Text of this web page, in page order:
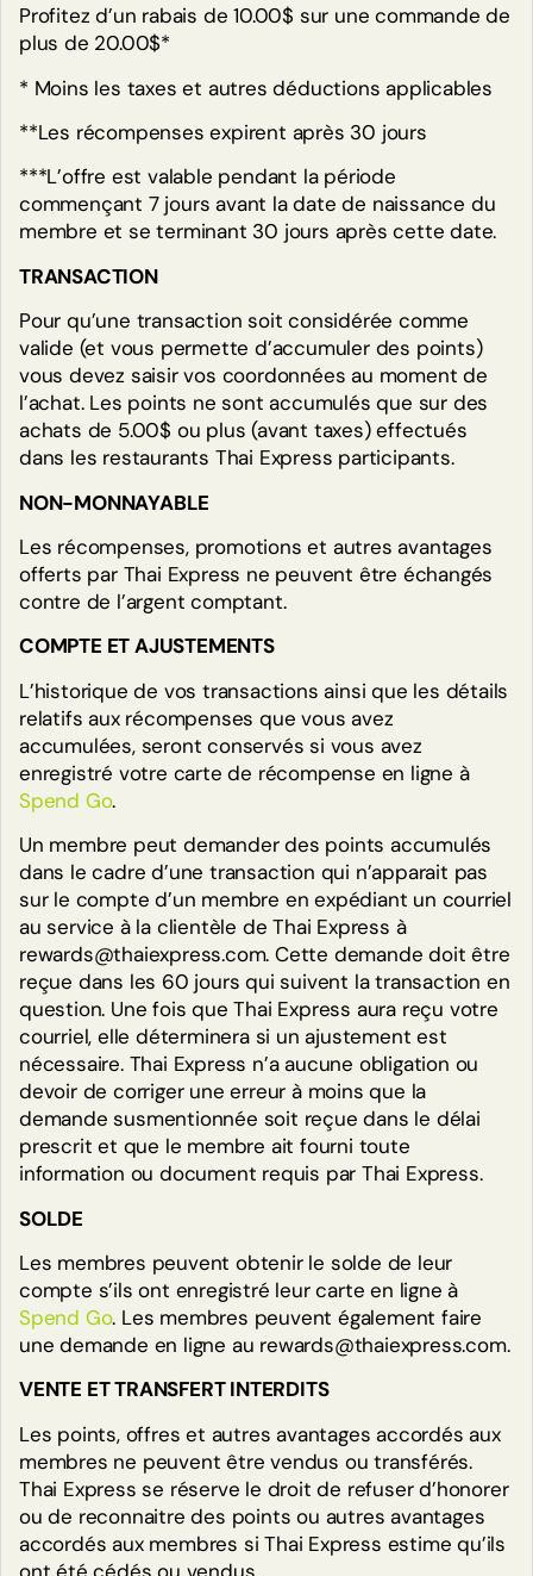
Commencez à gagner des
récompenses lors de votre première
visite en restaurant ou connectez-
vous en ligne ou utilisez l’application
pour passer une commande.
COMMANDER EN LIGNE
Vérifiez votre solde et échangez vos
points contre des récompenses.
VÉRIFIER VOTRE SOLDE
Profitez d’un rabais de 10.00$ sur une commande de
plus de 20.00$*
* Moins les taxes et autres déductions applicables
**Les récompenses expirent après 30 jours
***L’offre est valable pendant la période
commençant 7 jours avant la date de naissance du
membre et se terminant 30 jours après cette date.
TRANSACTION
Pour qu’une transaction soit considérée comme
valide (et vous permette d’accumuler des points)
vous devez saisir vos coordonnées au moment de
l’achat. Les points ne sont accumulés que sur des
achats de 5.00$ ou plus (avant taxes) effectués
dans les restaurants Thai Express participants.
NON-MONNAYABLE
Les récompenses, promotions et autres avantages
offerts par Thai Express ne peuvent être échangés
contre de l’argent comptant.
COMPTE ET AJUSTEMENTS
L’historique de vos transactions ainsi que les détails
relatifs aux récompenses que vous avez
accumulées, seront conservés si vous avez
enregistré votre carte de récompense en ligne à
Spend Go.
Un membre peut demander des points accumulés
dans le cadre d’une transaction qui n’apparait pas
sur le compte d’un membre en expédiant un courriel
au service à la clientèle de Thai Express à
rewards@thaiexpress.com. Cette demande doit être
reçue dans les 60 jours qui suivent la transaction en
question. Une fois que Thai Express aura reçu votre
courriel, elle déterminera si un ajustement est
nécessaire. Thai Express n’a aucune obligation ou
devoir de corriger une erreur à moins que la
demande susmentionnée soit reçue dans le délai
prescrit et que le membre ait fourni toute
information ou document requis par Thai Express.
SOLDE
Les membres peuvent obtenir le solde de leur
compte s’ils ont enregistré leur carte en ligne à
Spend Go. Les membres peuvent également faire
une demande en ligne au rewards@thaiexpress.com.
VENTE ET TRANSFERT INTERDITS
Les points, offres et autres avantages accordés aux
membres ne peuvent être vendus ou transférés.
Thai Express se réserve le droit de refuser d’honorer
ou de reconnaitre des points ou autres avantages
accordés aux membres si Thai Express estime qu’ils